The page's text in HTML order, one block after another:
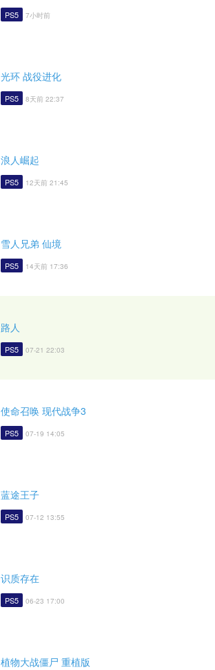
PS5 7小时前
光环 战役进化
PS5 8天前 22:37
浪人崛起
PS5 12天前 21:45
雪人兄弟 仙境
PS5 14天前 17:36
路人
PS5 07-21 22:03
使命召唤 现代战争3
PS5 07-19 14:05
蓝途王子
PS5 07-12 13:55
识质存在
PS5 06-23 17:00
植物大战僵尸 重植版